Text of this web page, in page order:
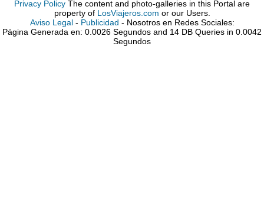
Privacy Policy The content and photo-galleries in this Portal are
property of LosViajeros.com or our Users.
Aviso Legal- Publicidad - Nosotros en Redes Sociales:
Página Generada en: 0.0026 Segundos and 14 DB Queries in 0.0042
Segundos